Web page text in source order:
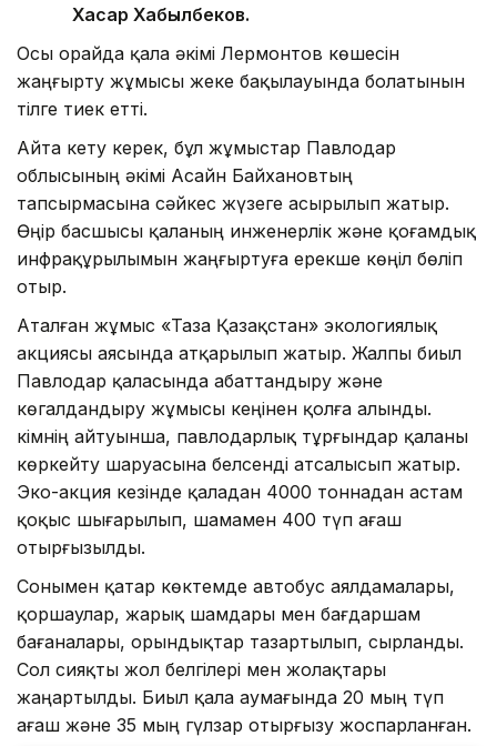
Хасар Хабылбеков.
Осы орайда қала әкімі Лермонтов көшесін
жаңғырту жұмысы жеке бақылауында болатынын
тілге тиек етті.
Айта кету керек, бұл жұмыстар Павлодар
облысының әкімі Асайн Байхановтың
тапсырмасына сәйкес жүзеге асырылып жатыр.
Өңір басшысы қаланың инженерлік және қоғамдық
инфрақұрылымын жаңғыртуға ерекше көңіл бөліп
отыр.
Аталған жұмыс «Таза Қазақстан» экологиялық
акциясы аясында атқарылып жатыр. Жалпы биыл
Павлодар қаласында абаттандыру және
көгалдандыру жұмысы кеңінен қолға алынды.
Әкімнің айтуынша, павлодарлық тұрғындар қаланы
көркейту шаруасына белсенді атсалысып жатыр.
Эко-акция кезінде қаладан 4000 тоннадан астам
қоқыс шығарылып, шамамен 400 түп ағаш
отырғызылды.
Сонымен қатар көктемде автобус аялдамалары,
қоршаулар, жарық шамдары мен бағдаршам
бағаналары, орындықтар тазартылып, сырланды.
Сол сияқты жол белгілері мен жолақтары
жаңартылды. Биыл қала аумағында 20 мың түп
ағаш және 35 мың гүлзар отырғызу жоспарланған.